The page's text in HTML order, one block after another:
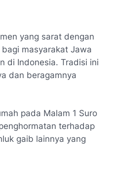
yang sarat dengan
masyarakat Jawa
di Indonesia. Tradisi ini
dan beragamnya
pada Malam 1 Suro
terhadap
gaib lainnya yang